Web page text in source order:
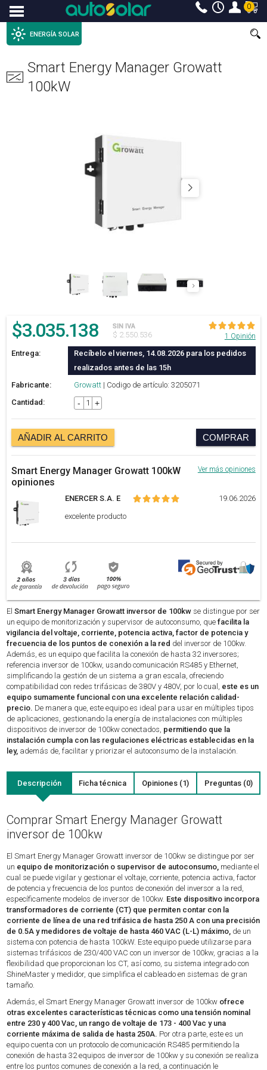
Menu 0
ENERGÍA SOLAR
Smart Energy Manager Growatt
100kW
$3.035.138 SIN IVA
$ 2.550.536 1 Opinión
Entrega:
Recíbelo el viernes, 14.08.2026 para los pedidos
realizados antes de las 15h
Fabricante:
Growatt | Codigo de artículo: 3205071
Cantidad:
- +
AÑADIR AL CARRITO COMPRAR
Smart Energy Manager Growatt 100kW
opiniones
Ver más opiniones
ENERCER S.A. E
19.06.2026
excelente producto
ElSmart Energy Manager Growatt inversor de 100kw se distingue por ser
un equipo de monitorización y supervisor de autoconsumo, que facilita la
vigilancia del voltaje, corriente, potencia activa, factor de potencia y
frecuencia de los puntos de conexión a la red del inversor de 100kw.
Además, es un equipo que facilita la conexión de hasta 32 inversores;
referencia inversor de 100kw, usando comunicación RS485 y Ethernet,
simplificando la gestión de un sistema a gran escala, ofreciendo
compatibilidad con redes trifásicas de 380V y 480V, por lo cual, este es un
equipo sumamente funcional con una excelente relación calidad-
precio. De manera que, este equipo es ideal para usar en múltiples tipos
de aplicaciones, gestionando la energía de instalaciones con múltiples
dispositivos de inversor de 100kw conectados, permitiendo que la
instalación cumpla con las regulaciones eléctricas establecidas en la
ley, además de, facilitar y priorizar el autoconsumo de la instalación.
Descripción Ficha técnica Opiniones (1) Preguntas (0)
Comprar Smart Energy Manager Growatt
inversor de 100kw
El Smart Energy Manager Growatt inversor de 100kw se distingue por ser
un equipo de monitorización o supervisor de autoconsumo, mediante el
cual se puede vigilar y gestionar el voltaje, corriente, potencia activa, factor
de potencia y frecuencia de los puntos de conexión del inversor a la red,
específicamente modelos de inversor de 100kw. Este dispositivo incorpora
transformadores de corriente (CT) que permiten contar con la
corriente de línea de una red trifásica de hasta 250 A con una precisión
de 0.5A y medidores de voltaje de hasta 460 VAC (L-L) máximo, de un
sistema con potencia de hasta 100kW. Este equipo puede utilizarse para
sistemas trifásicos de 230/400 VAC con un inversor de 100kw, gracias a la
flexibilidad que proporcionan los CT, así como, su sistema integrado con
ShineMaster y medidor, que simplifica el cableado en sistemas de gran
tamaño.
Además, el Smart Energy Manager Growatt inversor de 100kw ofrece
otras excelentes características técnicas como una tensión nominal
entre 230 y 400 Vac, un rango de voltaje de 173 - 400 Vac y una
corriente máxima de salida de hasta 250A. Por otra parte, este es un
equipo cuenta con un protocolo de comunicación RS485 permitiendo la
conexión de hasta 32 equipos de inversor de 100kw y su conexión se realiza
entre los puntos comunes de conexión a la red, a continuación le